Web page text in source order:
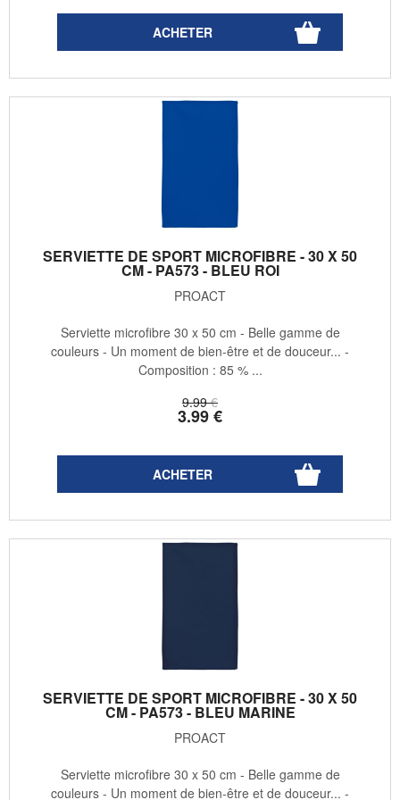
SERVIETTE DE SPORT MICROFIBRE - 30 X 50
CM - PA573 - BLEU ROI
PROACT
9.99 €
3.99€
Serviette microfibre 30 x 50 cm - Belle gamme de
couleurs - Un moment de bien-être et de douceur... -
Composition : 85 % ...
SERVIETTE DE SPORT MICROFIBRE - 30 X 50
CM - PA573 - BLEU MARINE
PROACT
Serviette microfibre 30 x 50 cm - Belle gamme de
couleurs - Un moment de bien-être et de douceur... -